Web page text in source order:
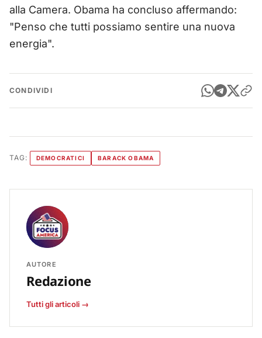
alla Camera. Obama ha concluso affermando:
"Penso che tutti possiamo sentire una nuova
energia".
CONDIVIDI
TAG: DEMOCRATICI BARACK OBAMA
AUTORE
Redazione
Tutti gli articoli →